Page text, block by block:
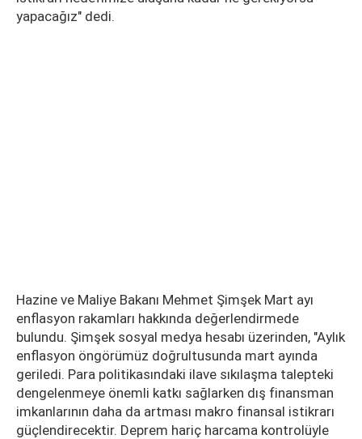
yapacağız" dedi.
Hazine ve Maliye Bakanı Mehmet Şimşek Mart ayı
enflasyon rakamları hakkında değerlendirmede
bulundu. Şimşek sosyal medya hesabı üzerinden, "Aylık
enflasyon öngörümüz doğrultusunda mart ayında
geriledi. Para politikasındaki ilave sıkılaşma talepteki
dengelenmeye önemli katkı sağlarken dış finansman
imkanlarının daha da artması makro finansal istikrarı
güçlendirecektir. Deprem hariç harcama kontrolüyle